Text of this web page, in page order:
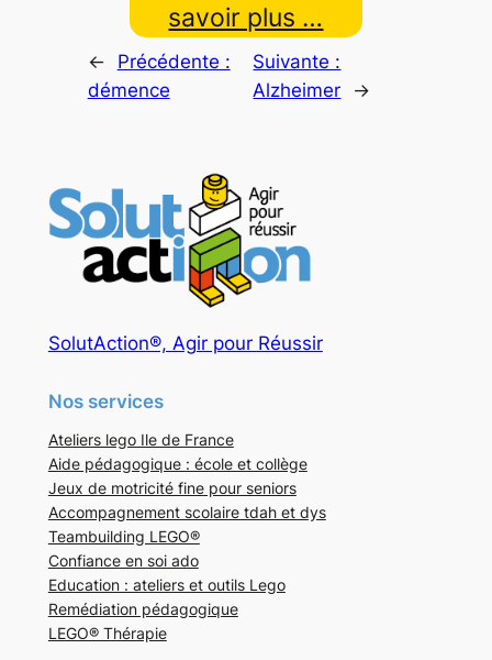
savoir plus …
←
Précédente :
démence
Suivante :
Alzheimer
→
SolutAction®, Agir pour Réussir
Nos services
Ateliers lego Ile de France
Aide pédagogique : école et collège
Jeux de motricité fine pour seniors
Accompagnement scolaire tdah et dys
Teambuilding LEGO®
Confiance en soi ado
Education : ateliers et outils Lego
Remédiation pédagogique
LEGO® Thérapie